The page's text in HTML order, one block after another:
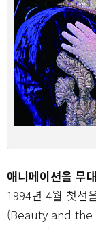
애니메이션을 무
1994년 4월 첫선
(Beauty and the